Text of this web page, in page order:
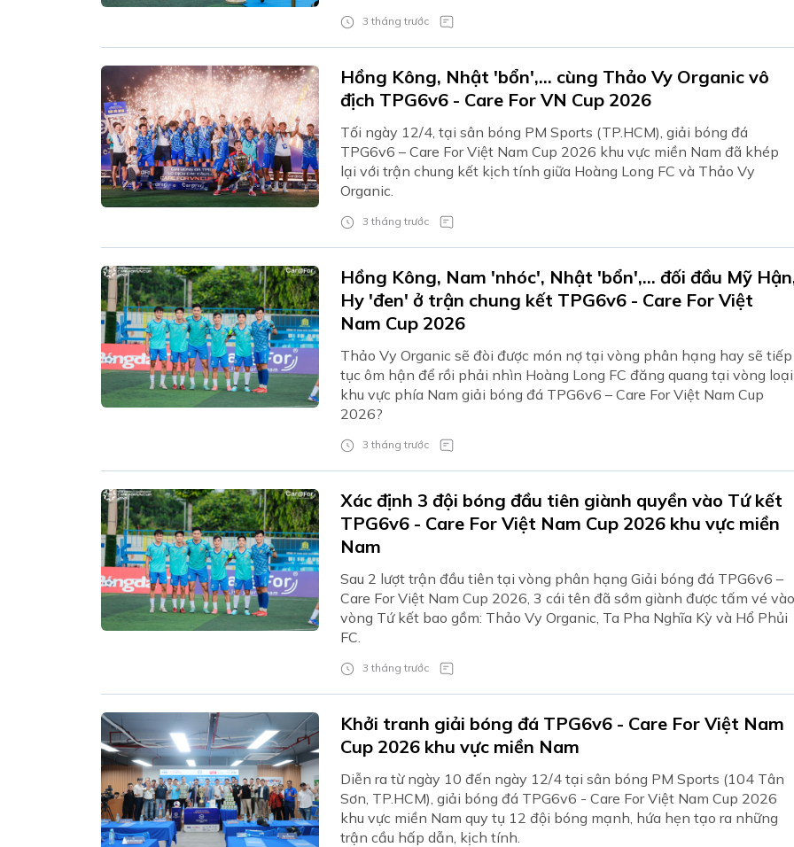
3 tháng trước
Hồng Kông, Nhật 'bổn',... cùng Thảo Vy Organic vô
địch TPG6v6 - Care For VN Cup 2026
Tối ngày 12/4, tại sân bóng PM Sports (TP.HCM), giải bóng đá
TPG6v6 – Care For Việt Nam Cup 2026 khu vực miền Nam đã khép
lại với trận chung kết kịch tính giữa Hoàng Long FC và Thảo Vy
Organic.
3 tháng trước
Hồng Kông, Nam 'nhóc', Nhật 'bổn',... đối đầu Mỹ
Hy 'đen' ở trận chung kết TPG6v6 - Care For Việt
Nam Cup 2026
Thảo Vy Organic sẽ đòi được món nợ tại vòng phân hạng hay sẽ tiếp
tục ôm hận để rồi phải nhìn Hoàng Long FC đăng quang tại vòng loại
khu vực phía Nam giải bóng đá TPG6v6 – Care For Việt Nam Cup
2026?
3 tháng trước
Xác định 3 đội bóng đầu tiên giành quyền vào Tứ kết
TPG6v6 - Care For Việt Nam Cup 2026 khu vực miền
Nam
Sau 2 lượt trận đầu tiên tại vòng phân hạng Giải bóng đá TPG6v6 –
Care For Việt Nam Cup 2026, 3 cái tên đã sớm giành được tấm vé vào
vòng Tứ kết bao gồm: Thảo Vy Organic, Ta Pha Nghĩa Kỳ và Hổ Phủi
FC.
3 tháng trước
Khởi tranh giải bóng đá TPG6v6 - Care For Việt Nam
Cup 2026 khu vực miền Nam
Diễn ra từ ngày 10 đến ngày 12/4 tại sân bóng PM Sports (104 Tân
Sơn, TP.HCM), giải bóng đá TPG6v6 - Care For Việt Nam Cup 2026
khu vực miền Nam quy tụ 12 đội bóng mạnh, hứa hẹn tạo ra những
trận cầu hấp dẫn, kịch tính.